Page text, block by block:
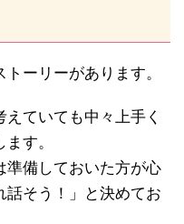
ーリーがあります。
ていても中々上手く
す。
準備しておいた方が心
話そう！」と決めてお